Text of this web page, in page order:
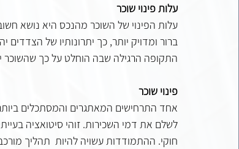
עלות פינוי שוכר
עלות הפינוי של השוכר מהנכס היא נושא
ברור ומדויק יותר, כך יתרונותיו של הצדדים
התקופה הרגילה שבה הוחלט על כך
פינוי שוכר
אחד התרחישים המאתגרים והמסתכלים
לשלם את דמי השכירות. זוהי סיטואציה
חוקי. ההתמודדות עשויה להיות  תהליך